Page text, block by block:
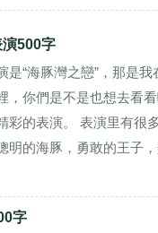
500字
是“海豚灣之戀”，那是
，你們是不是也想去看
彩的表演。 表演里有很
明的海豚，勇敢的王子
字